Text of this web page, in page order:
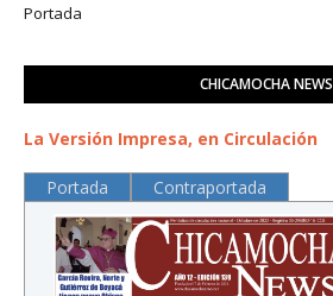
Portada
CHICAMOCHA NEWS
La Versión Impresa, en Circulación
Portada Contraportada